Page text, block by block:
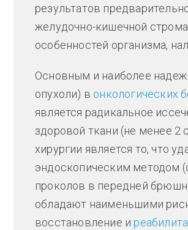
результатов
желудочно-кишечной
особенностей организма,
Основным и наиболее
опухоли) в онкологических
является радикальное
здоровой ткани (не менее 2
хирургии является то, что
эндоскопическим методом
проколов в передней
обладают наименьшими
восстановление и